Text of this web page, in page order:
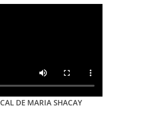
DE MARIA SHACAY